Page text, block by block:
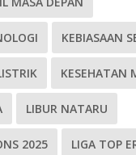
KEBIASAAN
KESEHATAN
LIBUR NATARU
2025 LIGA TOP